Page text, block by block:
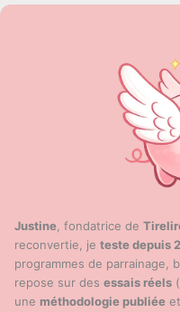
Justine, fondatrice de
reconvertie, je teste depuis
programmes de parrainage,
repose sur des essais réels
une méthodologie publiée